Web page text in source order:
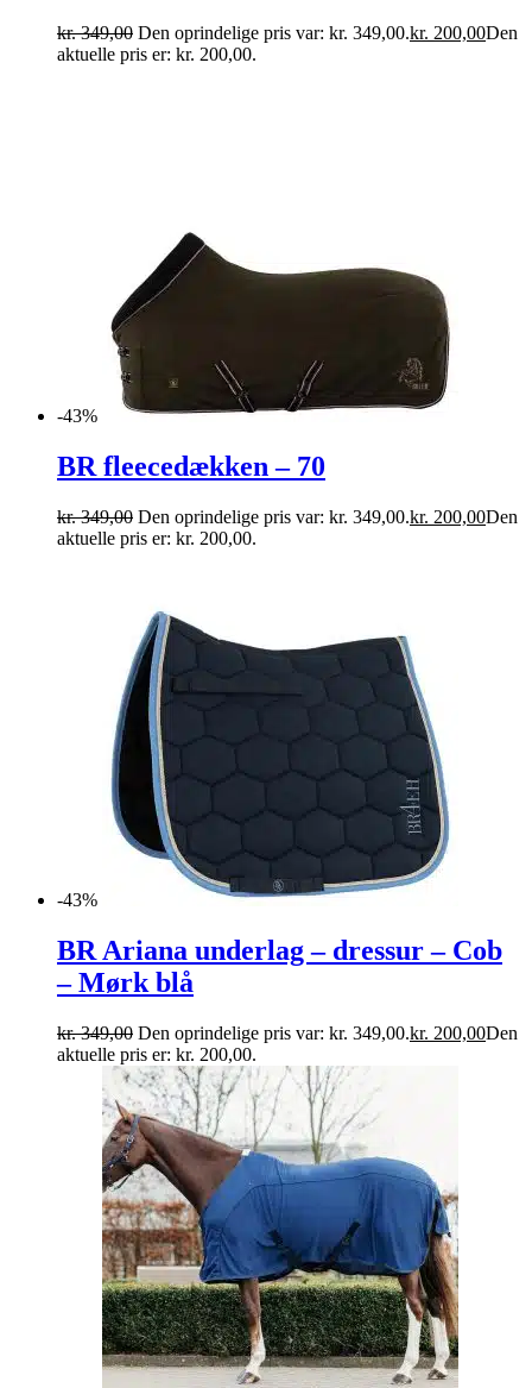
kr.349,00 Den oprindelige pris var: kr. 349,00.kr. 200,00Den
aktuelle pris er: kr. 200,00.
-43%
BR fleecedækken – 70
kr.349,00 Den oprindelige pris var: kr. 349,00.kr. 200,00Den
aktuelle pris er: kr. 200,00.
-43%
BR Ariana underlag – dressur – Cob
– Mørk blå
kr.349,00 Den oprindelige pris var: kr. 349,00.kr. 200,00Den
aktuelle pris er: kr. 200,00.